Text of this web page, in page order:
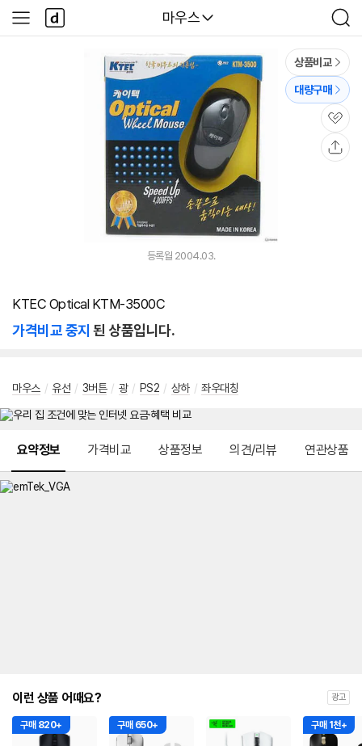
다나와
마우스
검
색
사
이
다
나
와
상품비교
대량구매
관
심
등록월 2004.03.
KTEC Optical KTM-3500C
가격비교 중지 된 상품입니다.
마우스 / 유선 / 3버튼 / 광 / PS2 / 상하 / 좌우대칭
요약정보 가격비교 상품정보 의견/리뷰 연관상품
이런 상품 어때요? 광고
구매 820+ 구매 650+ 구매 1천+